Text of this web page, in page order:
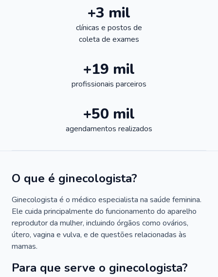
+3 mil
clínicas e postos de
coleta de exames
+19 mil
profissionais parceiros
+50 mil
agendamentos realizados
O que é ginecologista?
Ginecologista é o médico especialista na saúde feminina.
Ele cuida principalmente do funcionamento do aparelho
reprodutor da mulher, incluindo órgãos como ovários,
útero, vagina e vulva, e de questões relacionadas às
mamas.
Para que serve o ginecologista?